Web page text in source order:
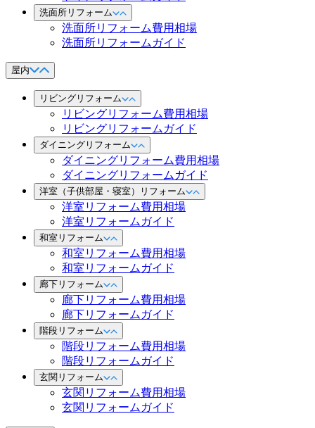
洗面所リフォーム
洗面所リフォーム費用相場
洗面所リフォームガイド
屋内
リビングリフォーム
リビングリフォーム費用相場
リビングリフォームガイド
ダイニングリフォーム
ダイニングリフォーム費用相場
ダイニングリフォームガイド
洋室（子供部屋・寝室）リフォーム
洋室リフォーム費用相場
洋室リフォームガイド
和室リフォーム
和室リフォーム費用相場
和室リフォームガイド
廊下リフォーム
廊下リフォーム費用相場
廊下リフォームガイド
階段リフォーム
階段リフォーム費用相場
階段リフォームガイド
玄関リフォーム
玄関リフォーム費用相場
玄関リフォームガイド